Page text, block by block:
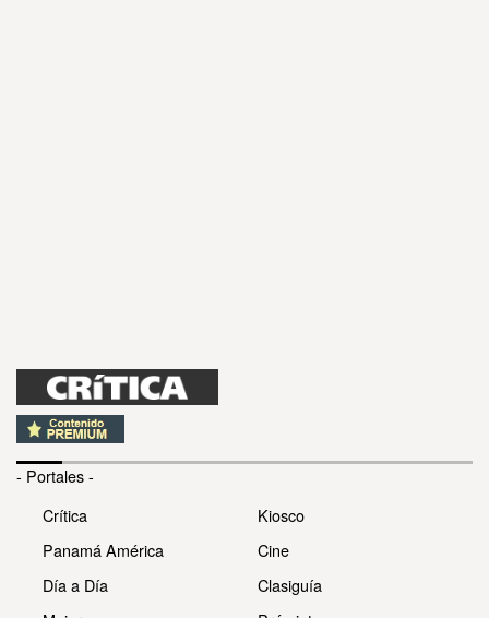
- Portales -
Crítica
Panamá América
Día a Día
Kiosco
Cine
Clasiguía